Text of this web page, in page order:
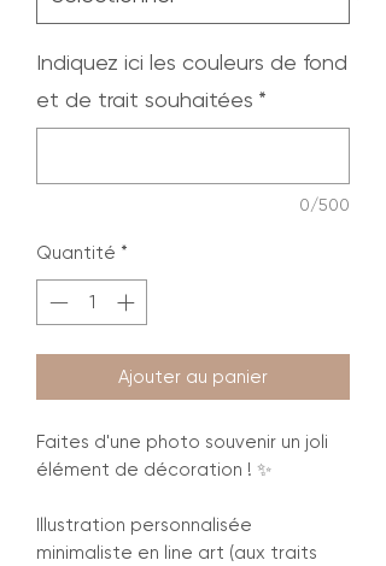
Indiquez ici les couleurs de fond
et de trait souhaitées *
0/500
Quantité *
Ajouter au panier
Faites d'une photo souvenir un joli
élément de décoration ! ✨
Illustration personnalisée
minimaliste en line art (aux traits